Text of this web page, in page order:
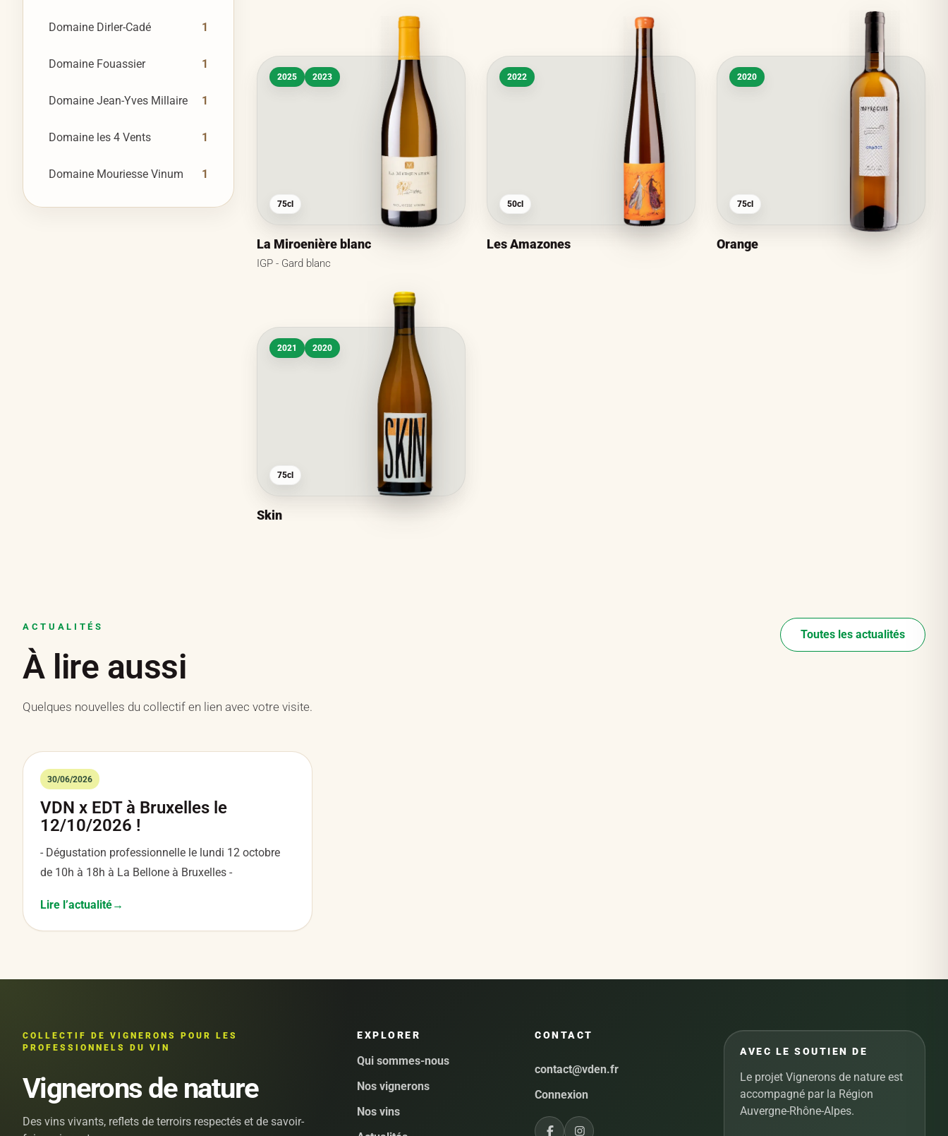
Domaine Dirler-Cadé 1
Domaine Fouassier 1
Domaine Jean-Yves Millaire 1
Domaine les 4 Vents 1
Domaine Mouriesse Vinum 1
2025 2023
75cl
La Miroenière blanc
IGP - Gard blanc
2022
50cl
Les Amazones
2020
75cl
Orange
2021 2020
75cl
Skin
ACTUALITÉS
À lire aussi
Quelques nouvelles du collectif en lien avec votre visite.
Toutes les actualités
30/06/2026
VDN x EDT à Bruxelles le
12/10/2026 !
- Dégustation professionnelle le lundi 12 octobre
de 10h à 18h à La Bellone à Bruxelles -
Lire l’actualité
COLLECTIF DE VIGNERONS POUR LES
PROFESSIONNELS DU VIN
Vignerons de nature
Des vins vivants, reflets de terroirs respectés et de savoir-
EXPLORER
Qui sommes-nous
Nos vignerons
Nos vins
CONTACT
contact@vden.fr
Connexion
AVEC LE SOUTIEN DE
Le projet Vignerons de nature est
accompagné par la Région
Auvergne-Rhône-Alpes.